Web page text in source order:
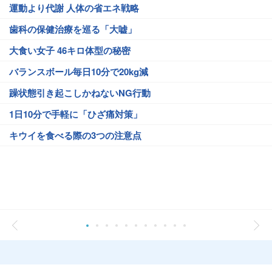
運動より代謝 人体の省エネ戦略
歯科の保健治療を巡る「大嘘」
大食い女子 46キロ体型の秘密
バランスボール毎日10分で20kg減
躁状態引き起こしかねないNG行動
1日10分で手軽に「ひざ痛対策」
キウイを食べる際の3つの注意点